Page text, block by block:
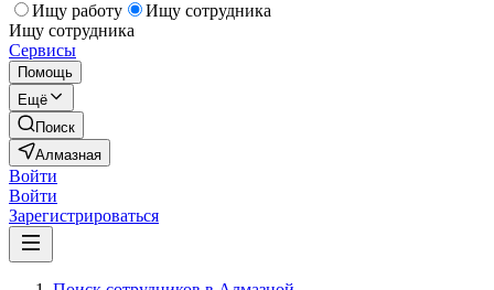
Ищу работу
Ищу сотрудника
Ищу сотрудника
Сервисы
Помощь
Ещё
Поиск
Алмазная
Войти
Войти
Зарегистрироваться